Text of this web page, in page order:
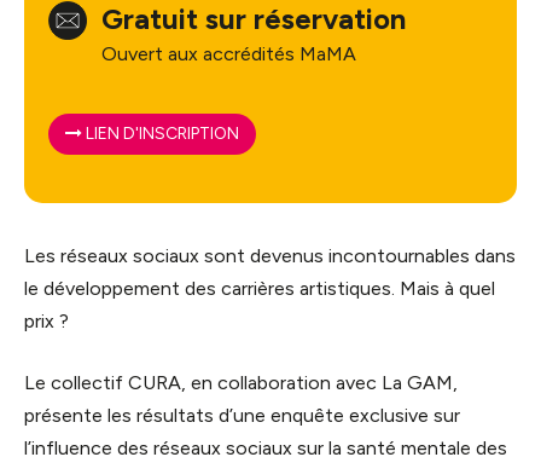
Gratuit sur réservation
Ouvert aux accrédités MaMA
LIEN D'INSCRIPTION
Les réseaux sociaux sont devenus incontournables dans
le développement des carrières artistiques. Mais à quel
prix ?
Le collectif CURA, en collaboration avec La GAM,
présente les résultats d’une enquête exclusive sur
l’influence des réseaux sociaux sur la santé mentale des